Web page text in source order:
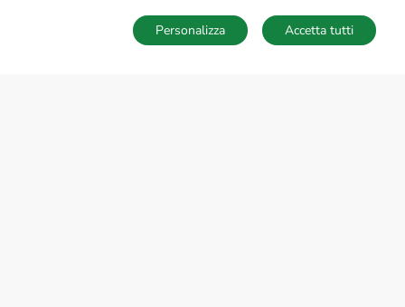
SALVA RICERCA
Accetta tutti
Personalizza